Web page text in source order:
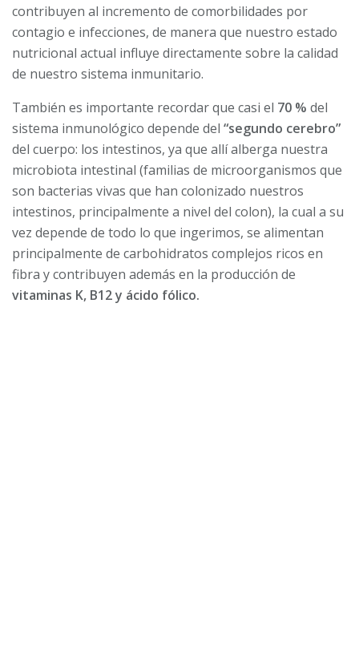
contribuyen al incremento de comorbilidades por
contagio e infecciones, de manera que nuestro estado
nutricional actual influye directamente sobre la calidad
de nuestro sistema inmunitario.
También es importante recordar que casi el 70 % del
sistema inmunológico depende del “segundo cerebro”
del cuerpo: los intestinos, ya que allí alberga nuestra
microbiota intestinal (familias de microorganismos que
son bacterias vivas que han colonizado nuestros
intestinos, principalmente a nivel del colon), la cual a su
vez depende de todo lo que ingerimos, se alimentan
principalmente de carbohidratos complejos ricos en
fibra y contribuyen además en la producción de
vitaminas K, B12 y ácido fólico.